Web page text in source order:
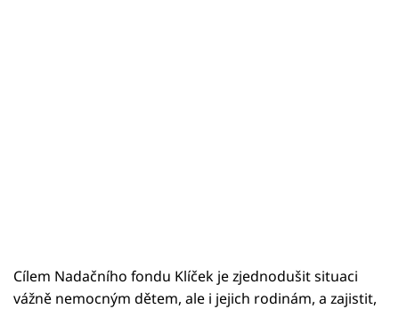
Cílem Nadačního fondu Klíček je zjednodušit situaci
vážně nemocným dětem, ale i jejich rodinám, a zajistit,